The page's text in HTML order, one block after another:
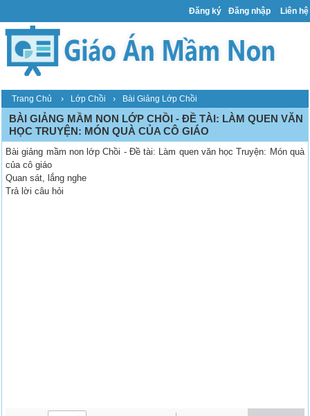
Đăng ký Đăng nhập Liên hệ
Trang Chủ › Lớp Chồi › Bài Giảng Lớp Chồi
BÀI GIẢNG MẦM NON LỚP CHỒI - ĐỀ TÀI: LÀM QUEN VĂN
HỌC TRUYỆN: MÓN QUÀ CỦA CÔ GIÁO
Bài giảng mầm non lớp Chồi - Đề tài: Làm quen văn học Truyện: Món quà
của cô giáo
Quan sát, lắng nghe
Trả lời câu hỏi